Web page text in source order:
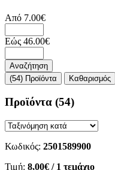
Από 7.00€
Εώς 46.00€
Αναζήτηση
(54) Προϊόντα
Καθαρισμός
Προϊόντα (54)
Κωδικός: 2501589900
Τιμή: 8,00€ / 1 τεμάχιο